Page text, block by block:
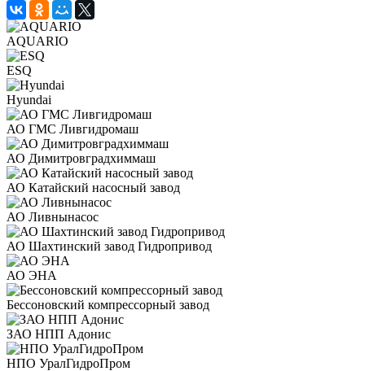
AQUARIO
ESQ
Hyundai
АО ГМС Ливгидромаш
АО Димитровградхиммаш
АО Катайский насосный завод
АО Ливнынасос
АО Шахтинский завод Гидропривод
АО ЭНА
Бессоновский компрессорный завод
ЗАО НПП Адонис
НПО УралГидроПром